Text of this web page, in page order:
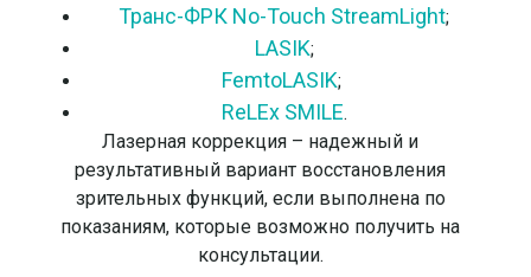
Транс-ФРК No-Touch StreamLight;
LASIK;
FemtoLASIK;
ReLEx SMILE.
Лазерная коррекция – надежный и
результативный вариант восстановления
зрительных функций, если выполнена по
показаниям, которые возможно получить на
консультации.